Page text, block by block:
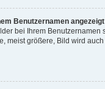
Benutzernamen
bei Ihrem
meist größere, Bild wird